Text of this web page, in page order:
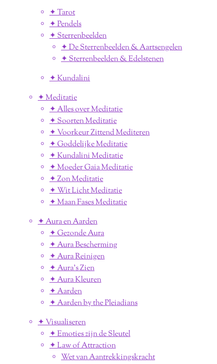
✦ Tarot
✦ Pendels
✦ Sterrenbeelden
✦ De Sterrenbeelden & Aartsengelen
✦ Sterrenbeelden & Edelstenen
✦ Kundalini
✦ Meditatie
✦ Alles over Meditatie
✦ Soorten Meditatie
✦ Voorkeur Zittend Mediteren
✦ Goddelijke Meditatie
✦ Kundalini Meditatie
✦ Moeder Gaia Meditatie
✦ Zon Meditatie
✦ Wit Licht Meditatie
✦ Maan Fases Meditatie
✦ Aura en Aarden
✦ Gezonde Aura
✦ Aura Bescherming
✦ Aura Reinigen
✦ Aura's Zien
✦ Aura Kleuren
✦ Aarden
✦ Aarden by the Pleiadians
✦ Visualiseren
✦ Emoties zijn de Sleutel
✦ Law of Attraction
Wet van Aantrekkingskracht